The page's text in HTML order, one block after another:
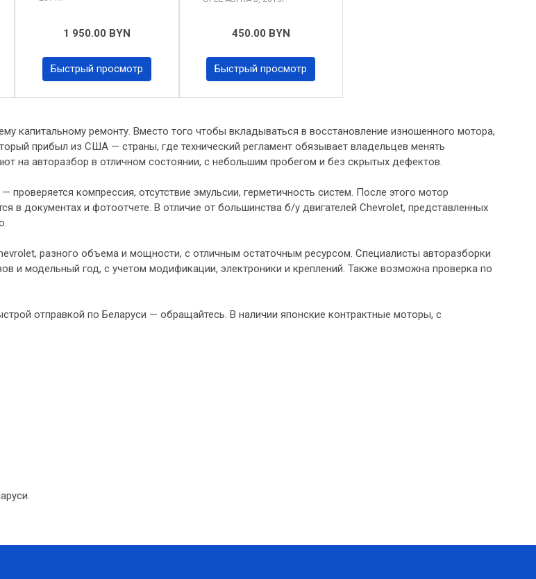
1 950.00 BYN
Быстрый просмотр
450.00 BYN
Быстрый просмотр
капитальному ремонту. Вместо того чтобы вкладываться в восстановление изношенного мотора,
прибыл из США — страны, где технический регламент обязывает владельцев менять
на авторазбор в отличном состоянии, с небольшим пробегом и без скрытых дефектов.
компрессия, отсутствие эмульсии, герметичность систем. После этого мотор
в документах и фотоотчете. В отличие от большинства б/у двигателей Chevrolet, представленных
разного объема и мощности, с отличным остаточным ресурсом. Специалисты авторазборки
и модельный год, с учетом модификации, электроники и креплений. Также возможна проверка по
отправкой по Беларуси — обращайтесь. В наличии японские контрактные моторы, с